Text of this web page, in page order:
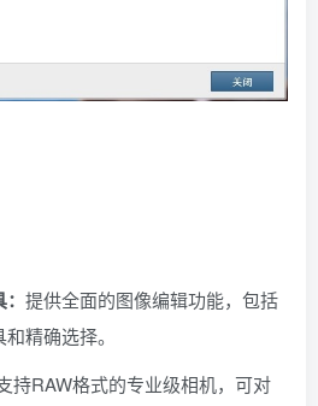
提供全面的图像编辑功能，包括
精确选择。
持RAW格式的专业级相机，可对